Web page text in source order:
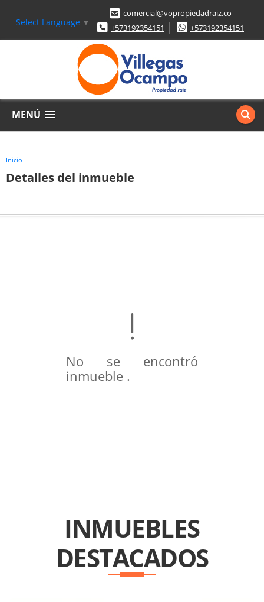
Select Language ▼
comercial@vopropiedadraiz.co
+573192354151
+573192354151
MENÚ
Inicio
Detalles del inmueble
No se encontró
inmueble .
INMUEBLES
DESTACADOS